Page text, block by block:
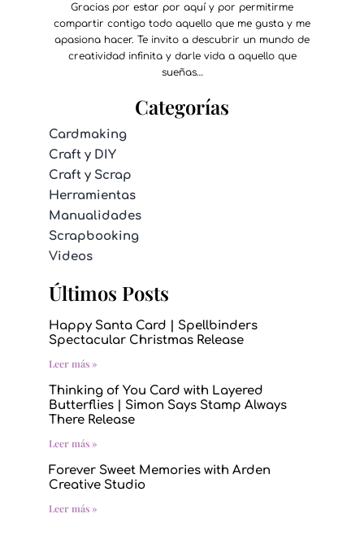
Gracias por estar por aquí y por permitirme
compartir contigo todo aquello que me gusta y me
apasiona hacer. Te invito a descubrir un mundo de
creatividad infinita y darle vida a aquello que
sueñas…
Categorías
Cardmaking
Craft y DIY
Craft y Scrap
Herramientas
Manualidades
Scrapbooking
Videos
Últimos Posts
Happy Santa Card | Spellbinders
Spectacular Christmas Release
Leer más »
Thinking of You Card with Layered
Butterflies | Simon Says Stamp Always
There Release
Leer más »
Forever Sweet Memories with Arden
Creative Studio
Leer más »